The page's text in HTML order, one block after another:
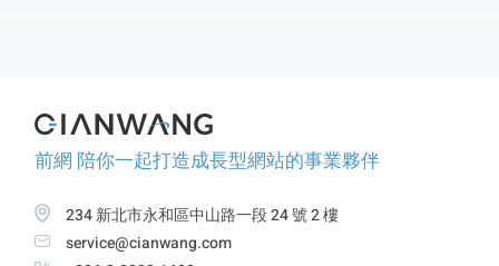
前網 陪你一起打造成長型網站的事業夥伴
234 新北市永和區中山路一段 24 號 2 樓
service@cianwang.com